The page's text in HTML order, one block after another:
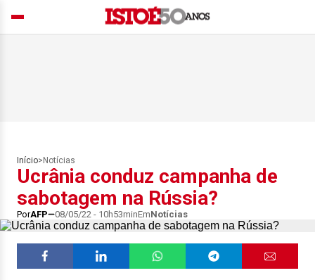
Início> Notícias
Ucrânia conduz campanha de
sabotagem na Rússia?
PorAFP 08/05/22 - 10h53minEmNotícias